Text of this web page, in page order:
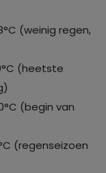
(weinig regen,
(heetste
(begin van
(regenseizoen